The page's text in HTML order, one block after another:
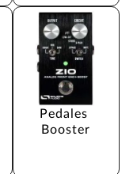
Pedales
Booster